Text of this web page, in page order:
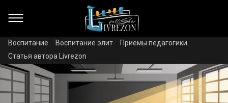
Воспитание Воспитание элит
Приемы педагогики
Статья автора Livrezon